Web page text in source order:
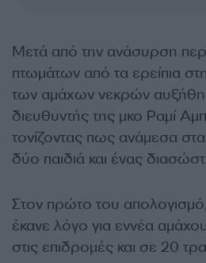
Μετά από την ανάσυρση
πτωμάτων από τα ερείπια
των αμάχων νεκρών
διευθυντής της μκο Ραμί
τονίζοντας πως ανάμεσα
δύο παιδιά και ένας
Στον πρώτο του
έκανε λόγο για εννέα
στις επιδρομές και σε 20